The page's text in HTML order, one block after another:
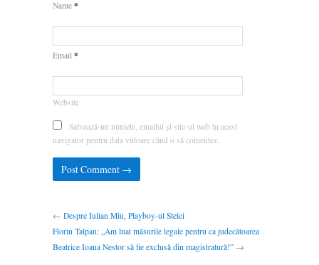
Name *
Email *
Website
Salvează-mi numele, emailul și site-ul web în acest
navigator pentru data viitoare când o să comentez.
← Despre Iulian Miu, Playboy-ul Stelei
Florin Talpan: „Am luat măsurile legale pentru ca judecătoarea
Beatrice Ioana Nestor să fie exclusă din magistratură!” →